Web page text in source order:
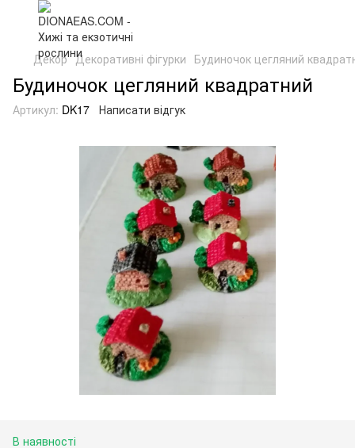
Декор Декоративні фігурки Будиночок цегляний
Будиночок цегляний квадратний
Артикул: DK17 Написати відгук
В наявності